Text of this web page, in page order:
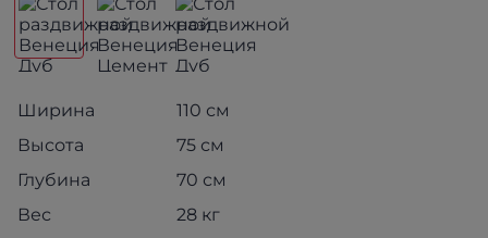
Ширина
110 см
Высота
75 см
Глубина
70 см
Вес
28 кг